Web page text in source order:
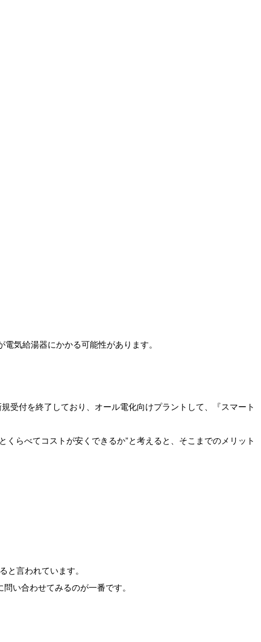
気給湯器にかかる可能性があります。
受付を終了しており、オール電化向けプラントして、『スマート
らべてコストが安くできるか”と考えると、そこまでのメリット
と言われています。
い合わせてみるのが一番です。